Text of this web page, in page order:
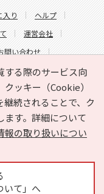
する際のサービス向
ッキー（Cookie）
続されることで、ク
ます。詳細について
報の取り扱いについ
いて」へ
入り
ヘルプ
運営会社
問い合わせ
合わせ
Reserved.